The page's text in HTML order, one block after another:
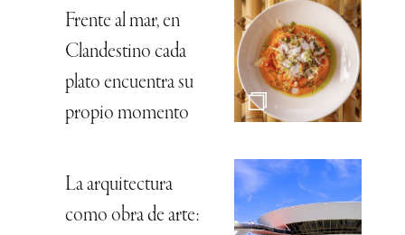
Frente al mar, en
Clandestino cada
plato encuentra su
propio momento
La arquitectura
como obra de arte: